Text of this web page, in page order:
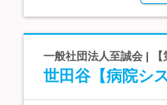
一般社団法人至誠会 |
世田谷【病院シ